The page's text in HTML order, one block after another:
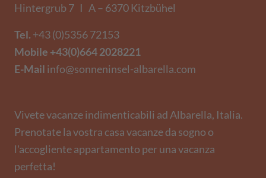
Hintergrub 7 I A – 6370 Kitzbühel
Tel. +43 (0)5356 72153
Mobile +43(0)664 2028221
E-Mail info@sonneninsel-albarella.com
Vivete vacanze indimenticabili ad Albarella, Italia.
Prenotate la vostra casa vacanze da sogno o
l'accogliente appartamento per una vacanza
perfetta!